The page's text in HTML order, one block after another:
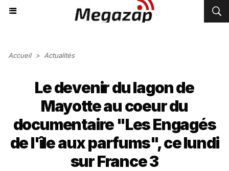
Accueil > Actualités
Le devenir du lagon de
Mayotte au coeur du
documentaire "Les Engagés
de l'île aux parfums", ce lundi
sur France 3